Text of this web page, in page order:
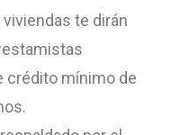
te dirán
crédito mínimo de